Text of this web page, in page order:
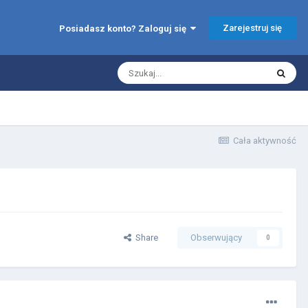
Posiadasz konto? Zaloguj się Zarejestruj się
Cała aktywność
Share Obserwujący 0